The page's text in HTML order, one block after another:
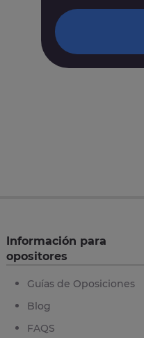
Información para
opositores
Guías de Oposiciones
Blog
FAQS